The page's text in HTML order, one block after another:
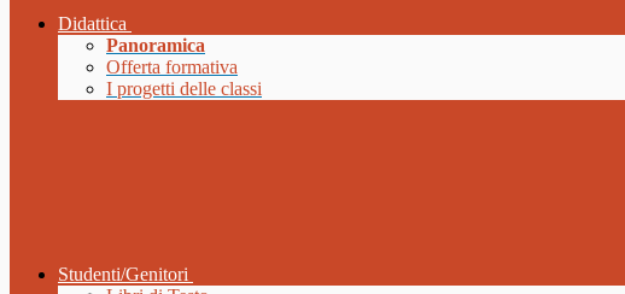
Didattica
Panoramica
Offerta formativa
I progetti delle classi
Studenti/Genitori